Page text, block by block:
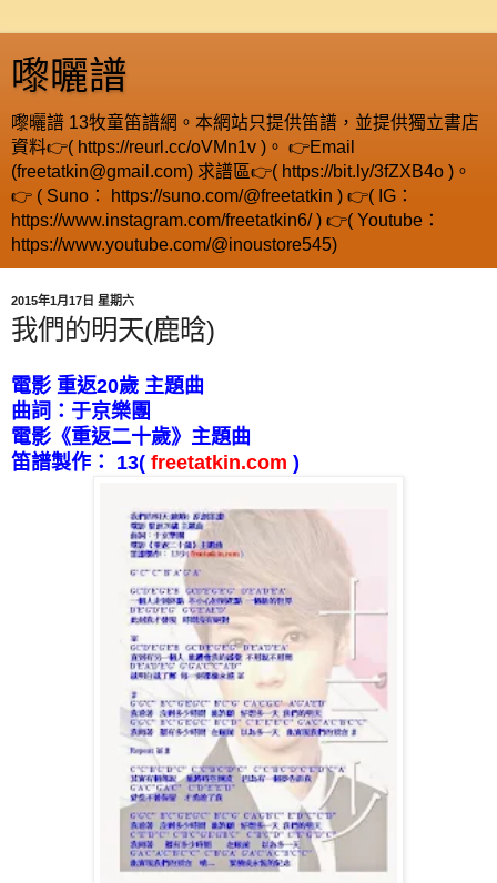
嚟曬譜
嚟曬譜 13牧童笛譜網。本網站只提供笛譜，並提供獨立書店
資料👉( https://reurl.cc/oVMn1v )。 👉Email
(freetatkin@gmail.com) 求譜區👉( https://bit.ly/3fZXB4o )。
👉 ( Suno： https://suno.com/@freetatkin ) 👉( IG：
https://www.instagram.com/freetatkin6/ ) 👉( Youtube：
https://www.youtube.com/@inoustore545)
2015年1月17日 星期六
我們的明天(鹿晗)
電影 重返20歲 主題曲
曲詞：于京樂團
電影《重返二十歲》主題曲
笛譜製作：
13( freetatkin.com )